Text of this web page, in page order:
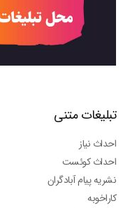
تبلیغات متنی
احداث نیاز
احداث کوئست
نشریه پیام آبادگران
کاراخوبه